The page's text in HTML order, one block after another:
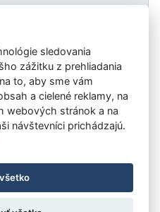
Ružinov s.r.o.
vyhradené
do 31.12.2010
sledovania
zážitku z prehliadania
to, aby sme vám
a cielené reklamy, na
webových stránok a na
návštevníci prichádzajú.